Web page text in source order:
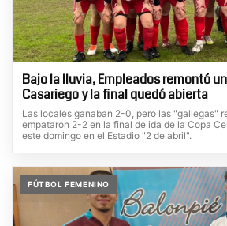
Bajo la lluvia, Empleados remontó
Casariego y la final quedó abierta
Las locales ganaban 2-0, pero las "gallegas"
empataron 2-2 en la final de ida de la Copa
este domingo en el Estadio "2 de abril".
FÚTBOL FEMENINO